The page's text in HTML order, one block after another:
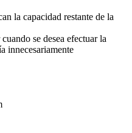
la capacidad restante de la
se desea efectuar la
innecesariamente